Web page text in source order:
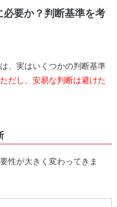
要か？判断基準を考
、実はいくつかの判断基準
ただし、安易な判断は避けた
性が大きく変わってきま